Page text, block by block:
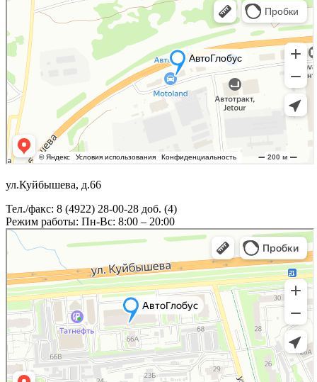
ул.Куйбышева, д.66
Тел./факс: 8 (4922) 28-00-28 доб. (4)
Режим работы: Пн-Вс: 8:00 – 20:00